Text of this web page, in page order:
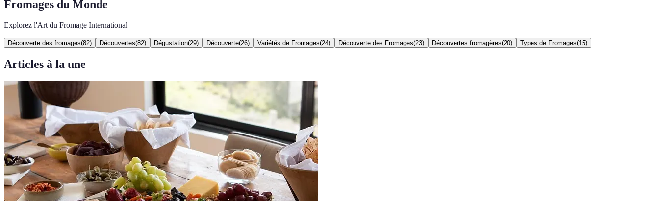
Fromages du Monde
Explorez l'Art du Fromage International
Découverte des fromages(82) Découvertes(82) Dégustation(29) Découverte(26) Variétés de Fromages(24) Découverte des Fromages(23) Découvertes fromagères(20) Types de Fromages(15)
Articles à la une